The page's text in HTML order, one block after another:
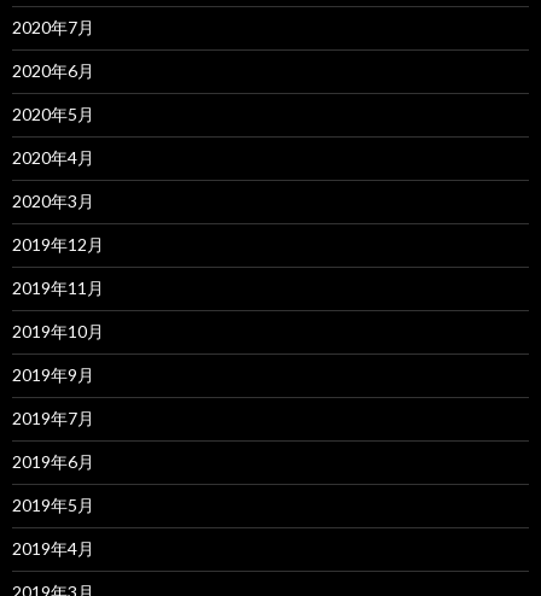
2020年7月
2020年6月
2020年5月
2020年4月
2020年3月
2019年12月
2019年11月
2019年10月
2019年9月
2019年7月
2019年6月
2019年5月
2019年4月
2019年3月